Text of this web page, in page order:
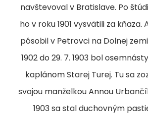
navštevoval v Bratislave. Po
ho v roku 1901 vysvätili za kňaza.
pôsobil v Petrovci na Dolnej zemi
1902 do 29. 7. 1903 bol
kaplánom Starej Turej. Tu sa
svojou manželkou Annou
1903 sa stal duchovným